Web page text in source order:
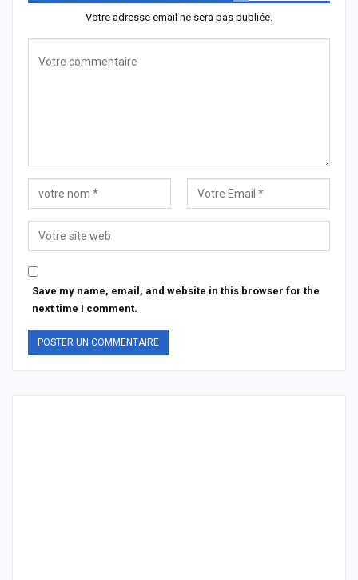
Votre adresse email ne sera pas publiée.
Save my name, email, and website in this browser for the
next time I comment.